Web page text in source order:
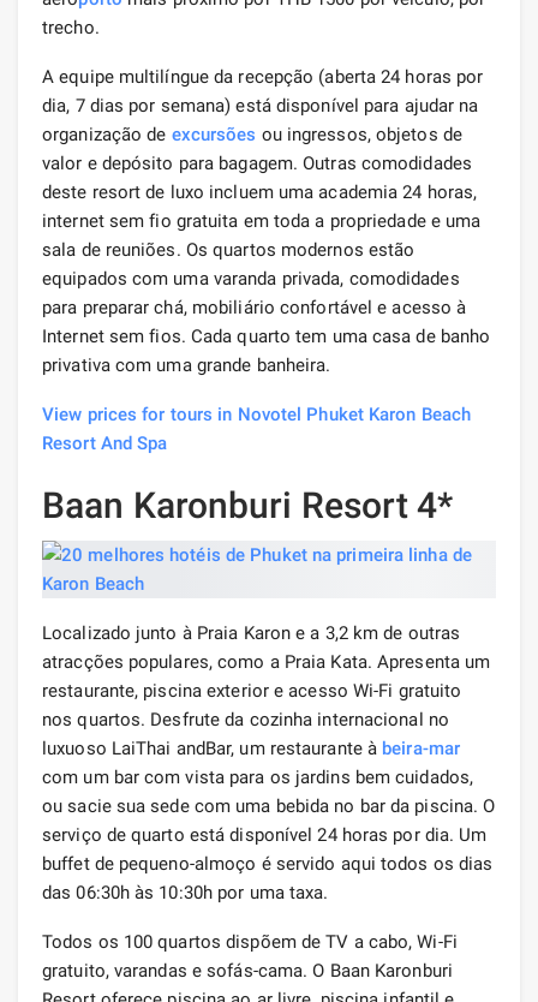
trecho.
A equipe multilíngue da recepção (aberta 24 horas por
dia, 7 dias por semana) está disponível para ajudar na
organização de excursões ou ingressos, objetos de
valor e depósito para bagagem. Outras comodidades
deste resort de luxo incluem uma academia 24 horas,
internet sem fio gratuita em toda a propriedade e uma
sala de reuniões. Os quartos modernos estão
equipados com uma varanda privada, comodidades
para preparar chá, mobiliário confortável e acesso à
Internet sem fios. Cada quarto tem uma casa de banho
privativa com uma grande banheira.
View prices for tours in Novotel Phuket Karon Beach
Resort And Spa
Baan Karonburi Resort 4*
Localizado junto à Praia Karon e a 3,2 km de outras
atracções populares, como a Praia Kata. Apresenta um
restaurante, piscina exterior e acesso Wi-Fi gratuito
nos quartos. Desfrute da cozinha internacional no
luxuoso LaiThai andBar, um restaurante à beira-mar
com um bar com vista para os jardins bem cuidados,
ou sacie sua sede com uma bebida no bar da piscina. O
serviço de quarto está disponível 24 horas por dia. Um
buffet de pequeno-almoço é servido aqui todos os dias
das 06:30h às 10:30h por uma taxa.
Todos os 100 quartos dispõem de TV a cabo, Wi-Fi
gratuito, varandas e sofás-cama. O Baan Karonburi